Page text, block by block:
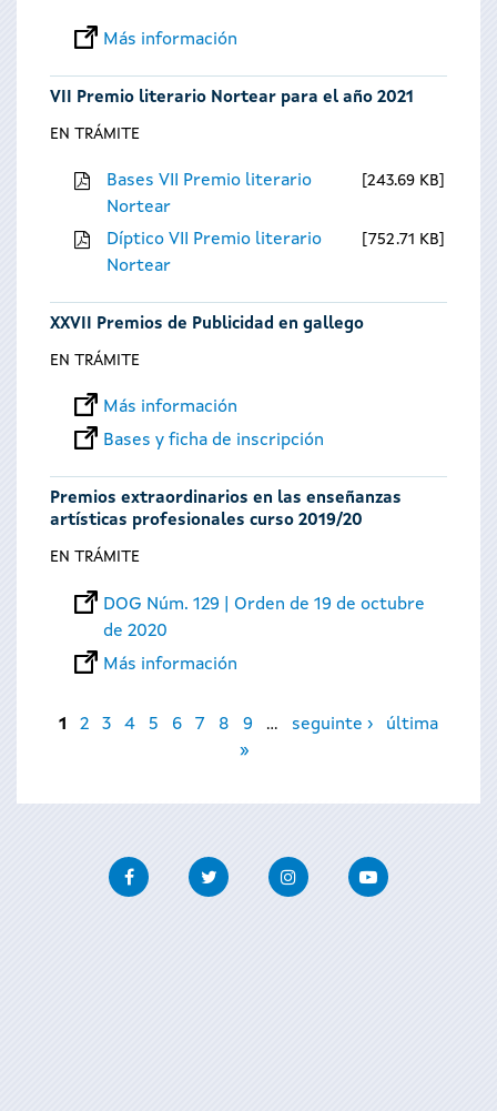
Más información
VII Premio literario Nortear para el año 2021
EN TRÁMITE
Bases VII Premio literario
Nortear
243.69 KB
Díptico VII Premio literario
Nortear
752.71 KB
XXVII Premios de Publicidad en gallego
EN TRÁMITE
Más información
Bases y ficha de inscripción
Premios extraordinarios en las enseñanzas
artísticas profesionales curso 2019/20
EN TRÁMITE
DOG Núm. 129 | Orden de 19 de octubre
de 2020
Más información
Páginas
1 2 3 4 5 6 7 8 9 … seguinte ›
última
»
FacebookTwitter InstagramYoutube